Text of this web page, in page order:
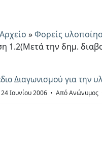
Αρχείο »Φορείς
1.2(Μετά την δημ.
Διαγωνισμού για
Ιουνίου 2006 ΑπόΑνώνυμος